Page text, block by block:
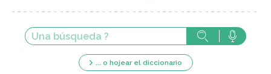
... o hojear el diccionario